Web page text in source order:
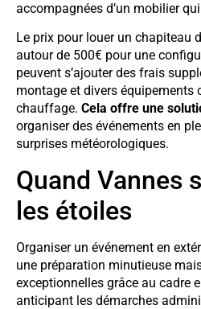
accompagnées d’un mobilier
Le prix pour louer un chapiteau
autour de 500€ pour une
peuvent s’ajouter des frais
montage et divers équipements
chauffage. Cela offre une
organiser des événements en
surprises météorologiques.
Quand Vannes
les étoiles
Organiser un événement en
une préparation minutieuse
exceptionnelles grâce au cadre
anticipant les démarches